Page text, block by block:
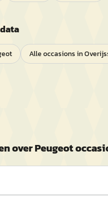
Alle occasions in
overPeugeot